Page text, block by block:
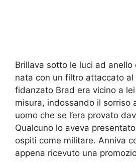
Brillava sotto le luci ad anello
nata con un filtro attaccato al
fidanzato Brad era vicino a
misura, indossando il sorriso
uomo che se l’era provato
Qualcuno lo aveva
ospiti come militare. Anniva
appena ricevuto una